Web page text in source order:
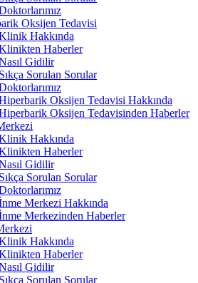
Oksijen Tedavisi
Hakkında
Haberler
Gidilir
Sıkça Sorulan Sorular
Oksijen Tedavisi Hakkında
Oksijen Tedavisinden Haberler
Hakkında
Haberler
Gidilir
Sıkça Sorulan Sorular
Merkezi Hakkında
Merkezinden Haberler
Hakkında
Haberler
Gidilir
Sıkça Sorulan Sorular